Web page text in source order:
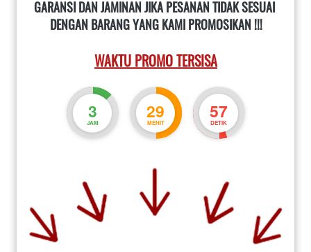
GARANSI DAN JAMINAN JIKA PESANAN TIDAK SESUAI
DENGAN BARANG YANG KAMI PROMOSIKAN !!!
WAKTU PROMO TERSISA
3
JAM
29
MENIT
56
DETIK